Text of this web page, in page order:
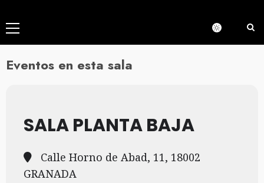
Menú
principal
Eventos en esta sala
SALA PLANTA BAJA
Calle Horno de Abad, 11, 18002
GRANADA